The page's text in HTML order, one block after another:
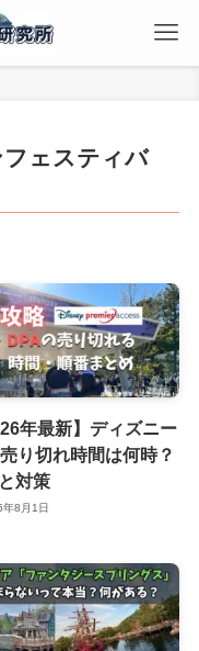
ェスティバ
年最新】ディズニー
り切れ時間は何時？
対策
8月1日